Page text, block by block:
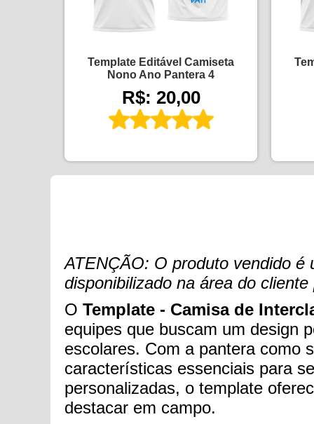
Template Editável Camiseta
Nono Ano Pantera 4
R$: 20,00
ATENÇÃO: O produto vendido
disponibilizado na área do
O Template - Camisa de
equipes que buscam um design
escolares. Com a pantera como
características essenciais para
personalizadas, o template
destacar em campo.